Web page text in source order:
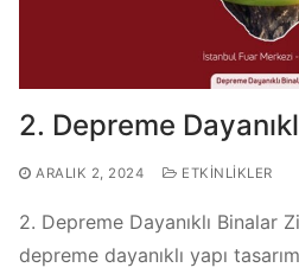
2. Depreme
ARALIK 2, 2024 ETKINLIKLER
2. Depreme Dayanıklı Binalar
depreme dayanıklı yapı